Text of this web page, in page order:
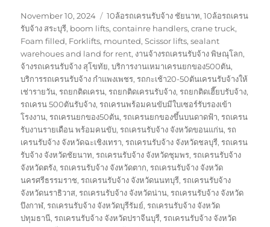
Posted
on
November 10, 2024 Tags
10ล้อรถเครนรับจ้าง ชัยนาท,10ล้อรถเครน
รับจ้าง สระบุรี, boom lifts,containre handlers,crane truck,
Foam filled, Forklifts, mounted,Scissor lifts,sealant
warehoues and land for rent, งานจ้างรถเครนรับจ้าง พิษณุโลก,
จ้างรถเครนรับจ้าง สุโขทัย,บริการงานเหมาเครนยกของ500ตัน,
บริการรถเครนรับจ้าง กำแพงเพชร,รถกะเช้า20-50ตันเครนรับจ้างให้
เช่ารายวัน,รถยกติดเครน,รถยกติดเครนรับจ้าง,รถยกติดเฮี๊ยบรับจ้าง,
รถเครน 500ตันรับจ้าง,รถเครนพร้อมคนขับมีใบเซอร์รับรองเข้า
โรงงาน,รถเครนยกของ50ตัน,รถเครนยกของขึ้นบนดาดฟ้า,รถเครน
รับงานรายเดือน พร้อมคนขับ,รถเครนรับจ้าง จังหวัดขอนแก่น,รถ
เครนรับจ้าง จังหวัดฉะเชิงเทรา,รถเครนรับจ้าง จังหวัดชลบุรี,รถเครน
รับจ้าง จังหวัดชัยนาท,รถเครนรับจ้าง จังหวัดชุมพร,รถเครนรับจ้าง
จังหวัดตรัง,รถเครนรับจ้าง จังหวัดตาก,รถเครนรับจ้าง จังหวัด
นครศรีธรรมราช,รถเครนรับจ้าง จังหวัดนนทบุรี,รถเครนรับจ้าง
จังหวัดนราธิวาส,รถเครนรับจ้าง จังหวัดน่าน,รถเครนรับจ้าง จังหวัด
บึงกาฬ,รถเครนรับจ้าง จังหวัดบุรีรัมย์,รถเครนรับจ้าง จังหวัด
ปทุมธานี,รถเครนรับจ้าง จังหวัดปราจีนบุรี,รถเครนรับจ้าง จังหวัด